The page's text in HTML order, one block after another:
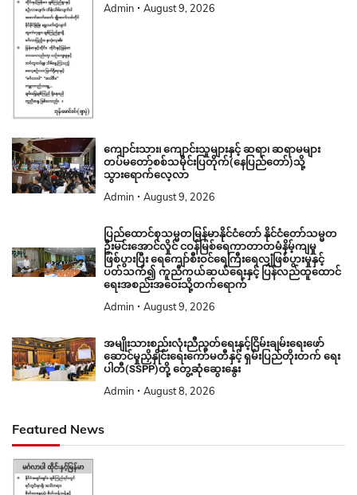
Admin August 9, 2026
ကျောင်းသား၊ ကျောင်းသူများနှင့် ဆရာ၊ ဆရာမများ
တပ်မတော်စစ်သမိုင်းပြတိုက်(နေပြည်တော်)သို့
သွားရောက်လေ့လာ
Admin August 9, 2026
ပြည်ထောင်စုသမ္မတမြန်မာနိုင်ငံတော် နိုင်ငံတော်သမ္မတ
ဦးမင်းအောင်လှိုင် ငဝန်မြစ်ရေကာတာတမံနိမ့်ကျမှု
ဖြစ်ပွားပြီး ရေကျော်စီးဝင်ရေကြီးရေလျှံဖြစ်ပွားမှုနှင့်
ပတ်သက်၍ ကူညီကယ်ဆယ်ရေးနှင့် ပြန်လည်ထူထောင်
ရေးအစည်းအဝေးသို့တက်ရောက်
Admin August 9, 2026
အမျိုးသားစည်းလုံးညီညွတ်ရေးနှင့်ငြိမ်းချမ်းရေးဖော်
ဆောင်မှုညှိနှိုင်းရေးကော်မတီနှင့် ရှမ်းပြည်တိုးတက် ရေး
ပါတီ(SSPP)တို့ တွေ့ဆုံဆွေးနွေး
Admin August 8, 2026
Featured News